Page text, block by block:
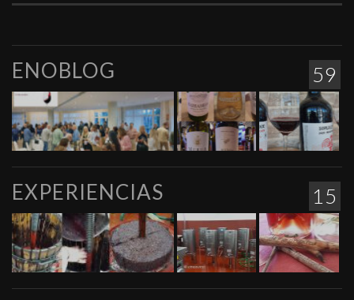
59
ENOBLOG
15
EXPERIENCIAS